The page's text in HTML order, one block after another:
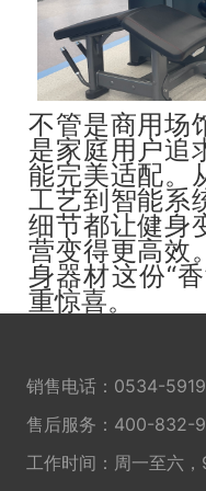
不管是商用场
是家庭用户追
能完美适配。
工艺到智能系
细节都让健身
营变得更高效
身器材这份“
重惊喜。
销售电话： 0534-
售后服务： 400-832-
工作时间：周一至六